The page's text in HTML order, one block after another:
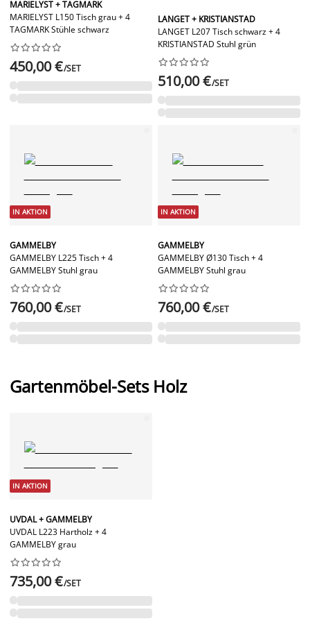
MARIELYST + TAGMARK
MARIELYST L150 Tisch grau + 4
TAGMARK Stühle schwarz






450,00 €/SET
LANGET + KRISTIANSTAD
LANGET L207 Tisch schwarz + 4
KRISTIANSTAD Stuhl grün






510,00 €/SET
IN AKTION
GAMMELBY
GAMMELBY L225 Tisch + 4
GAMMELBY Stuhl grau






760,00 €/SET
IN AKTION
GAMMELBY
GAMMELBY Ø130 Tisch + 4
GAMMELBY Stuhl grau






760,00 €/SET
Gartenmöbel-Sets Holz
IN AKTION
UVDAL + GAMMELBY
UVDAL L223 Hartholz + 4
GAMMELBY grau






735,00 €/SET